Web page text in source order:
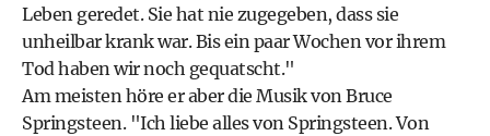
Leben geredet. Sie hat nie zugegeben, dass sie
unheilbar krank war. Bis ein paar Wochen vor ihrem
Tod haben wir noch gequatscht."
Am meisten höre er aber die Musik von Bruce
Springsteen. "Ich liebe alles von Springsteen. Von